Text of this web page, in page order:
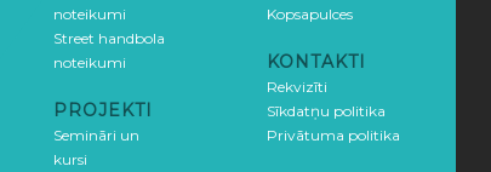
noteikumi
Street handbola
noteikumi
PROJEKTI
Semināri un
kursi
Kopsapulces
KONTAKTI
Rekvizīti
Sīkdatņu politika
Privātuma politika